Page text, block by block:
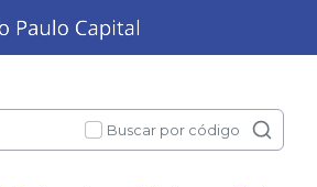
Buscar por código